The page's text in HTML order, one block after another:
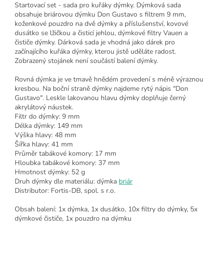
Startovací set - sada pro kuřáky dýmky. Dýmková sada
obsahuje briárovou dýmku Don Gustavo s filtrem 9 mm,
koženkové pouzdro na dvě dýmky a příslušenství, kovové
dusátko se lžičkou a čisticí jehlou, dýmkové filtry Vauen a
čističe dýmky. Dárková sada je vhodná jako dárek pro
začínajícího kuřáka dýmky, kterou jistě uděláte radost.
Zobrazený stojánek není součástí balení dýmky.
Rovná dýmka je ve tmavě hnědém provedení s méně výraznou
kresbou. Na boční straně dýmky najdeme rytý nápis "Don
Gustavo". Leskle lakovanou hlavu dýmky doplňuje černý
akrylátový náustek.
Filtr do dýmky: 9 mm
Délka dýmky: 149 mm
Výška hlavy: 48 mm
Šířka hlavy: 41 mm
Průměr tabákové komory: 17 mm
Hloubka tabákové komory: 37 mm
Hmotnost dýmky: 52 g
Druh dýmky dle materiálu: dýmka briár
Distributor: Fortis-DB, spol. s r.o.
Obsah balení: 1x dýmka, 1x dusátko, 10x filtry do dýmky, 5x
dýmkové čističe, 1x pouzdro na dýmku